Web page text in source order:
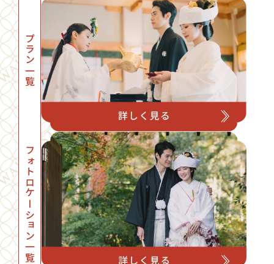
プラン一覧
フォトロケーション一覧